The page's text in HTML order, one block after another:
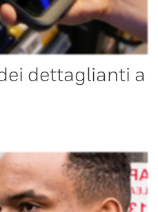
dettaglianti a